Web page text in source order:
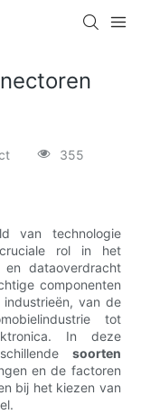
355
van technologie
rol in het
dataoverdracht
componenten
van de
tot
In deze
soorten
en de factoren
bij het kiezen van